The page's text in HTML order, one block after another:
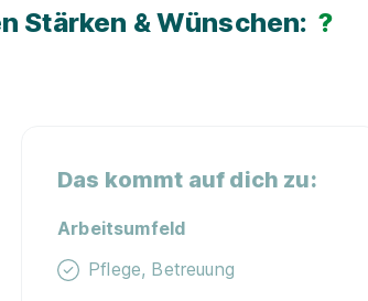
Stärken & Wünschen: ?
Das kommt auf dich zu:
Arbeitsumfeld
Pflege, Betreuung